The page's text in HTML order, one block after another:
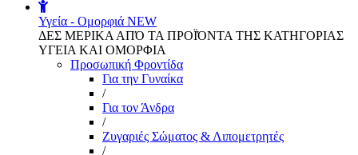
Υγεία - Ομορφιά NEW
ΔΕΣ ΜΕΡΙΚΑ ΑΠΌ ΤΑ ΠΡΟΪΌΝΤΑ ΤΗΣ ΚΑΤΗΓΟΡΙΑΣ
ΥΓΕΙΑ ΚΑΙ ΟΜΟΡΦΙΑ
Προσωπική Φροντίδα
Για την Γυναίκα
/
Για τον Άνδρα
/
Ζυγαριές Σώματος & Λιπομετρητές
/